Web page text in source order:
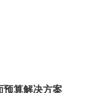
预算解决方案